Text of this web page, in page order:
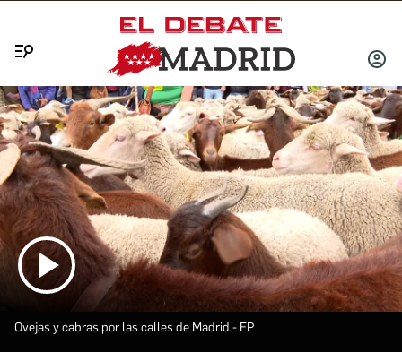
INICIAR
SESIÓN
Ovejas y cabras por las calles de Madrid EP